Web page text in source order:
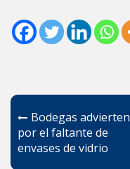
Navegación
de
entradas
Bodegas advierten
por el faltante de
envases de vidrio